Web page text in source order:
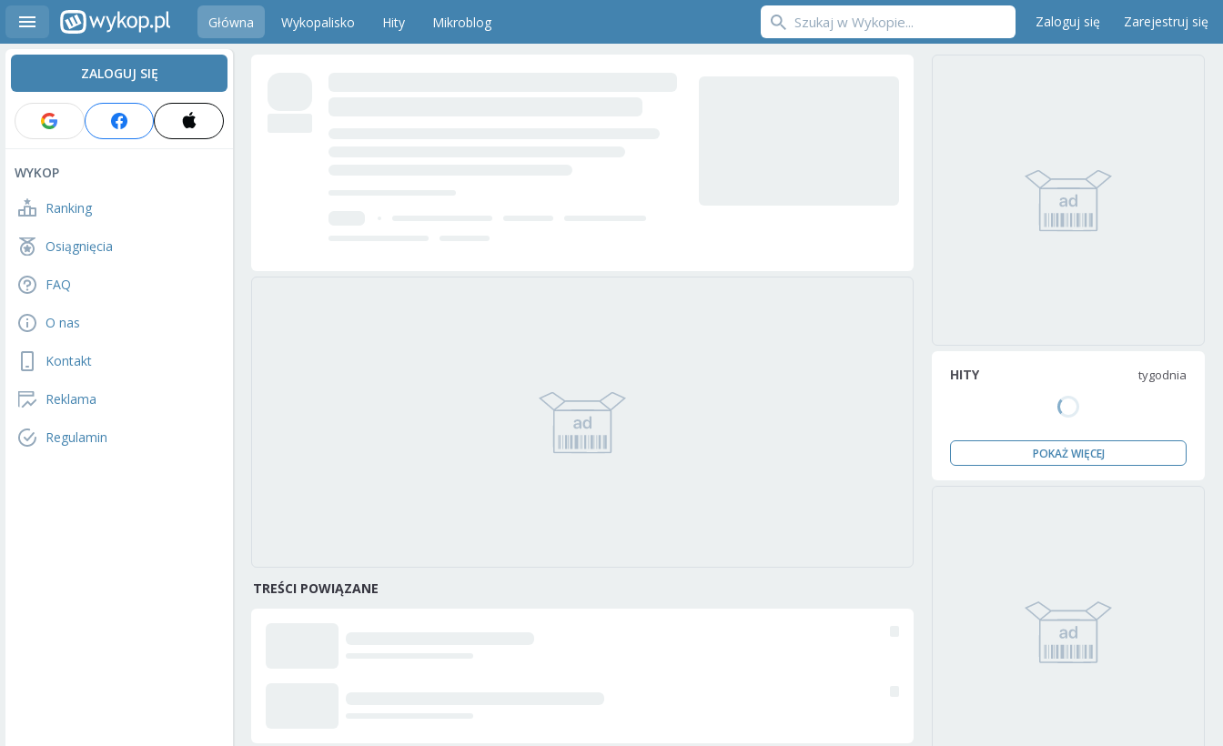
Główna Wykopalisko Hity Mikroblog Zaloguj się Zarejestruj się
ZALOGUJ SIĘ
WYKOP
Ranking
Osiągnięcia
FAQ
O nas
Kontakt
Reklama
Regulamin
TREŚCI POWIĄZANE
HITY tygodnia
POKAŻ WIĘCEJ